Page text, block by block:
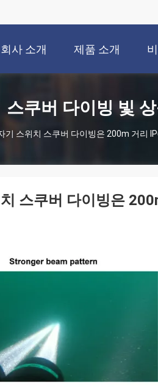
회사 소개 제품 소개
스쿠버 다이빙 빛
기 스위치 스쿠버 다이빙은 200m 거리
스쿠버 다이빙은